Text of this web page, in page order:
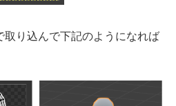
り込んで下記のようになれば